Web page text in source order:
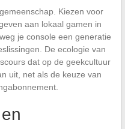
Kiezen voor
aan lokaal gamen in
je console een generatie
De ecologie van
dat op de geekcultuur
uit, net als de keuze van